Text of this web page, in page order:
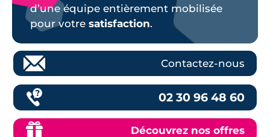
d’une équipe entièrement mobilisée
pour votre satisfaction.
Contactez-nous
02 30 96 48 60
Découvrez nos offres